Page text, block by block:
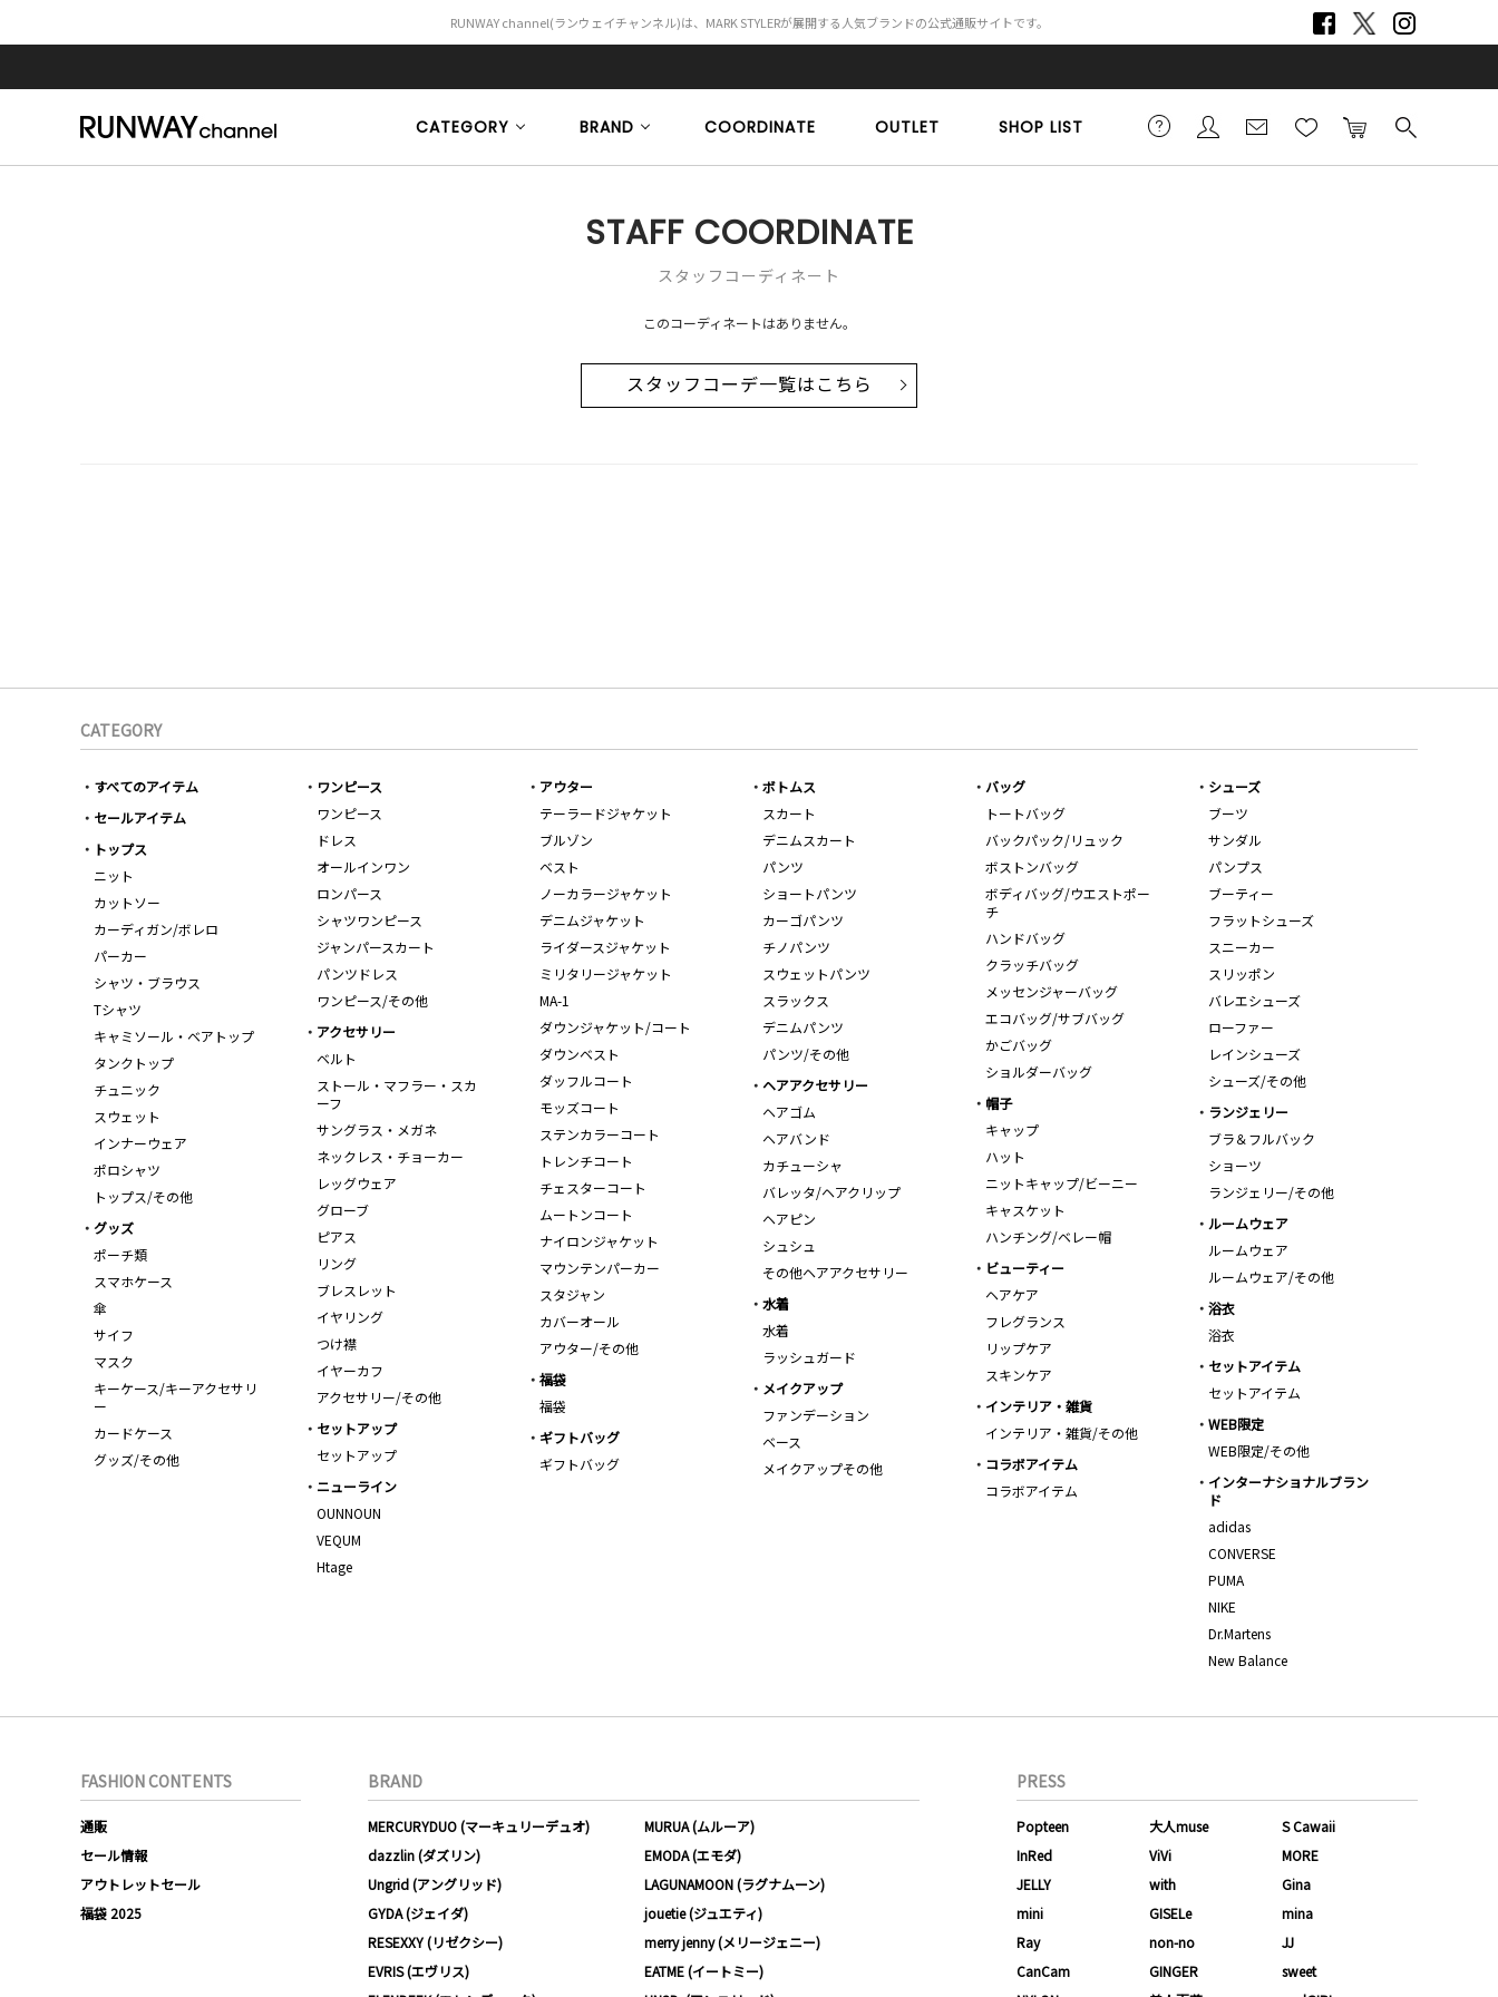
RUNWAY channel(ランウェイチャンネル)は、MARK STYLERが展開する人気ブランドの公式通販サイトです。
CATEGORY BRAND COORDINATE OUTLET SHOP LIST
STAFF COORDINATE
スタッフコーディネート
このコーディネートはありません。
スタッフコーデ一覧はこちら
CATEGORY
すべてのアイテム
セールアイテム
トップス
ニット
カットソー
カーディガン/ボレロ
パーカー
シャツ・ブラウス
Tシャツ
キャミソール・ベアトップ
タンクトップ
チュニック
スウェット
インナーウェア
ポロシャツ
トップス/その他
ワンピース
ワンピース
ドレス
オールインワン
ロンパース
シャツワンピース
ジャンパースカート
パンツドレス
ワンピース/その他
アウター
テーラードジャケット
ブルゾン
ベスト
ノーカラージャケット
デニムジャケット
ライダースジャケット
ミリタリージャケット
MA-1
ダウンジャケット/コート
ダウンベスト
ダッフルコート
モッズコート
ステンカラーコート
トレンチコート
チェスターコート
ムートンコート
ナイロンジャケット
マウンテンパーカー
スタジャン
カバーオール
アウター/その他
ボトムス
スカート
デニムスカート
パンツ
ショートパンツ
カーゴパンツ
チノパンツ
スウェットパンツ
スラックス
デニムパンツ
パンツ/その他
バッグ
トートバッグ
バックパック/リュック
ボストンバッグ
ボディバッグ/ウエストポー
チ
ハンドバッグ
クラッチバッグ
メッセンジャーバッグ
エコバッグ/サブバッグ
かごバッグ
ショルダーバッグ
シューズ
ブーツ
サンダル
パンプス
ブーティー
フラットシューズ
スニーカー
スリッポン
バレエシューズ
ローファー
レインシューズ
シューズ/その他
アクセサリー
ベルト
ストール・マフラー・スカ
ーフ
サングラス・メガネ
ネックレス・チョーカー
レッグウェア
グローブ
ピアス
リング
ブレスレット
イヤリング
つけ襟
イヤーカフ
アクセサリー/その他
ヘアアクセサリー
ヘアゴム
ヘアバンド
カチューシャ
バレッタ/ヘアクリップ
ヘアピン
シュシュ
その他ヘアアクセサリー
帽子
キャップ
ハット
ニットキャップ/ビーニー
キャスケット
ハンチング/ベレー帽
ランジェリー
ブラ＆フルバック
ショーツ
ランジェリー/その他
ルームウェア
ルームウェア
ルームウェア/その他
グッズ
ポーチ類
スマホケース
傘
サイフ
マスク
キーケース/キーアクセサリ
ー
カードケース
グッズ/その他
ビューティー
ヘアケア
フレグランス
リップケア
スキンケア
水着
水着
ラッシュガード
浴衣
浴衣
セットアイテム
セットアイテム
福袋
福袋
メイクアップ
ファンデーション
ベース
メイクアップその他
インテリア・雑貨
インテリア・雑貨/その他
WEB限定
WEB限定/その他
セットアップ
セットアップ
ギフトバッグ
ギフトバッグ
コラボアイテム
コラボアイテム
インターナショナルブラン
ド
adidas
CONVERSE
PUMA
NIKE
Dr.Martens
New Balance
ニューライン
OUNNOUN
VEQUM
Htage
FASHION CONTENTS
通販
セール情報
アウトレットセール
福袋 2025
BRAND
MERCURYDUO (マーキュリーデュオ)
MURUA (ムルーア)
dazzlin (ダズリン)
EMODA (エモダ)
Ungrid (アングリッド)
LAGUNAMOON (ラグナムーン)
GYDA (ジェイダ)
jouetie (ジュエティ)
RESEXXY (リゼクシー)
merry jenny (メリージェニー)
EVRIS (エヴリス)
EATME (イートミー)
PRESS
Popteen 大人muse
S Cawaii
InRed
ViVi
MORE
JELLY
with
Gina
mini
GISELe
mina
Ray
non-no
JJ
CanCam
GINGER
sweet